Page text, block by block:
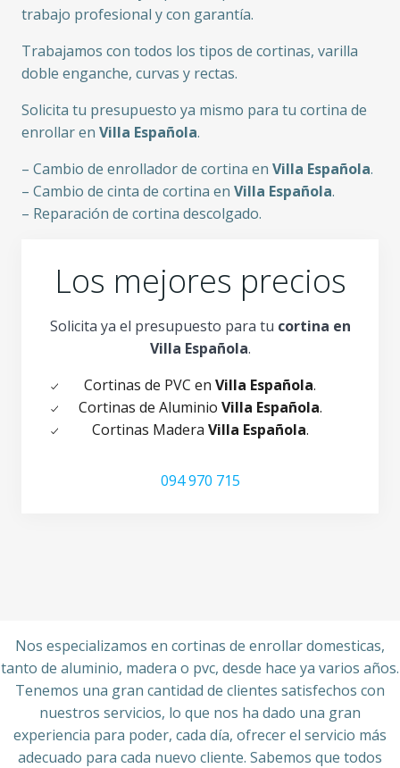
trabajo profesional y con garantía.
Trabajamos con todos los tipos de cortinas, varilla
doble enganche, curvas y rectas.
Solicita tu presupuesto ya mismo para tu cortina de
enrollar en Villa Española.
– Cambio de enrollador de cortina en Villa Española.
– Cambio de cinta de cortina en Villa Española.
– Reparación de cortina descolgado.
Los mejores precios
Solicita ya el presupuesto para tu cortina en
Villa Española.
Cortinas de PVC en Villa Española.
Cortinas de Aluminio Villa Española.
Cortinas Madera Villa Española.
094 970 715
Nos especializamos en cortinas de enrollar domesticas,
tanto de aluminio, madera o pvc, desde hace ya varios años.
Tenemos una gran cantidad de clientes satisfechos con
nuestros servicios, lo que nos ha dado una gran
experiencia para poder, cada día, ofrecer el servicio más
adecuado para cada nuevo cliente. Sabemos que todos